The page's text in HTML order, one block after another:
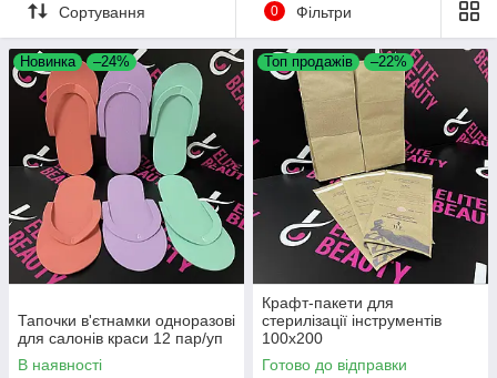
Сортування 0 Фільтри
Новинка –24%
Тапочки в'єтнамки одноразові
для салонів краси 12 пар/уп
В наявності
Топ продажів –22%
Крафт-пакети для
стерилізації інструментів
100х200
Готово до відправки